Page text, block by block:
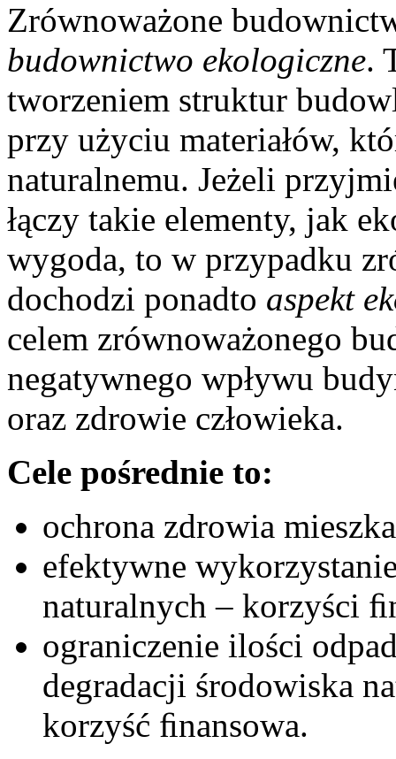
Zrównoważone
budownictwo ekologiczne.
tworzeniem struktur
przy użyciu materiałów,
naturalnemu. Jeżeli
łączy takie elementy, jak
wygoda, to w przypadku
dochodzi ponadto aspekt
celem zrównoważonego
negatywnego wpływu
oraz zdrowie człowieka.
Cele pośrednie to:
ochrona zdrowia
efektywne
naturalnych – korzyści
ograniczenie ilości
degradacji środowiska
korzyść ﬁnansowa.